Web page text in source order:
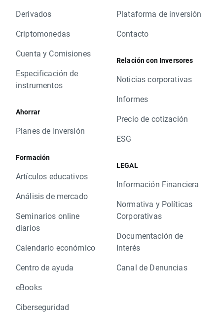
Derivados
Criptomonedas
Cuenta y Comisiones
Especificación de
instrumentos
Ahorrar
Planes de Inversión
Formación
Artículos educativos
Análisis de mercado
Seminarios online
diarios
Calendario económico
Centro de ayuda
eBooks
Ciberseguridad
Plataforma de inversión
Contacto
Relación con Inversores
Noticias corporativas
Informes
Precio de cotización
ESG
LEGAL
Información Financiera
Normativa y Políticas
Corporativas
Documentación de
Interés
Canal de Denuncias